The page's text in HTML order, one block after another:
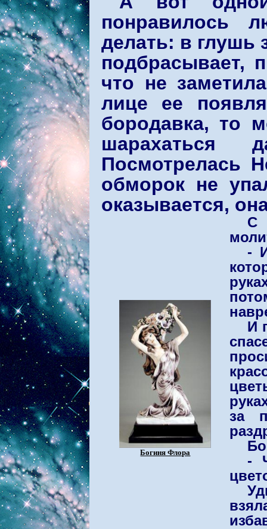
понравилось
делать: в глушь
подбрасывает,
что не
лице ее
бородавка, то
Посмотрелась
обморок не
оказывается,
Богиня Флора
С
-
И
за
-